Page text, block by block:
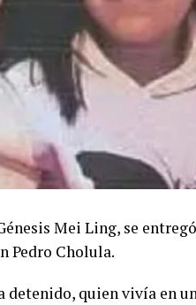
Mei Ling, se
Pedro Cholula.
detenido, quien vivía en